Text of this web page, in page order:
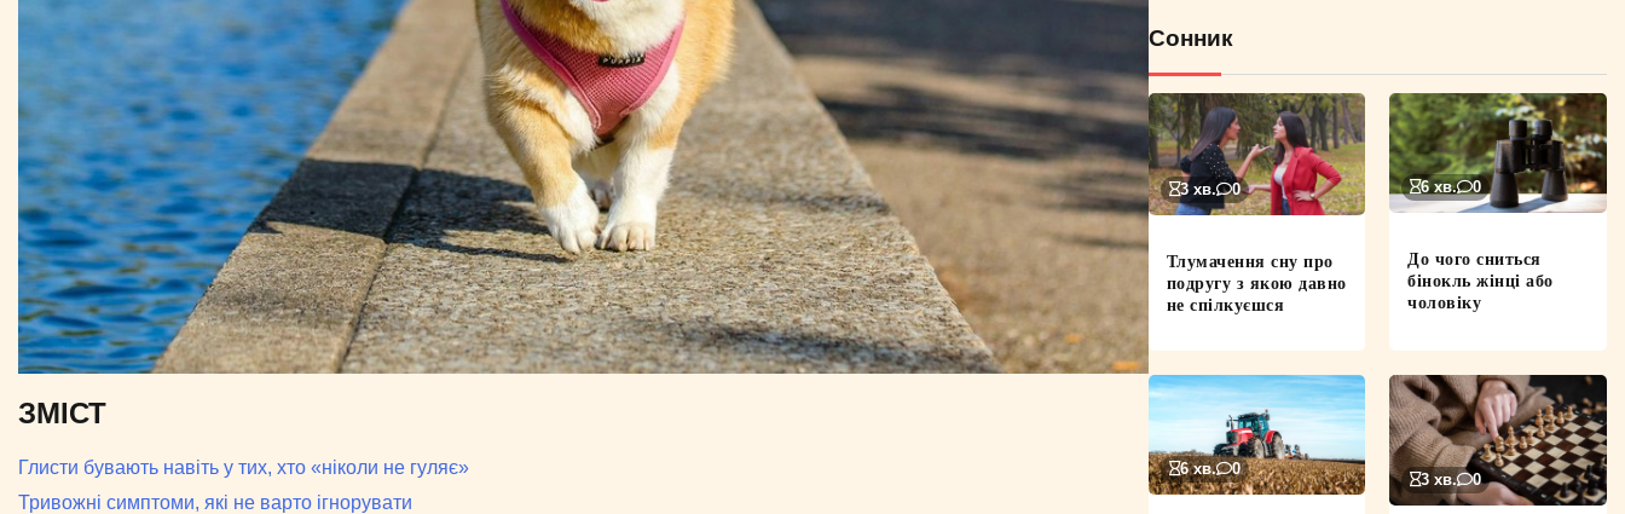
ЗМІСТ
Глисти бувають навіть у тих, хто «ніколи не гуляє»
Тривожні симптоми, які не варто ігнорувати
Сонник
3 хв. 0
Тлумачення сну про
подругу з якою давно
не спілкуєшся
6 хв. 0
До чого сниться
бінокль жінці або
чоловіку
6 хв. 0
3 хв. 0